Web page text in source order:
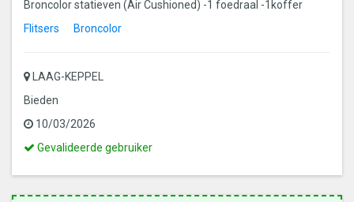
Broncolor statieven (Air Cushioned) -1 foedraal -1koffer
Flitsers
Broncolor
LAAG-KEPPEL
Bieden
10/03/2026
Dit
een
gevalideerde
Gevalideerde gebruiker